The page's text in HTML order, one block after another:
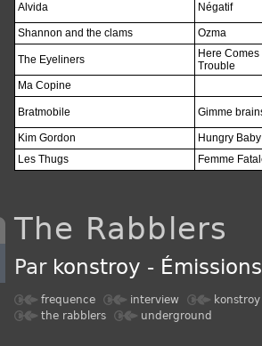
Alvida Négatif
Shannon and the clams Ozma
The Eyeliners
Here Comes
Trouble
Ma Copine
Bratmobile Gimme
Kim Gordon
Hungry Baby
Les Thugs
Femme
The Rabblers
Par konstroy -
frequence interview
konstroy
the rabblers
underground